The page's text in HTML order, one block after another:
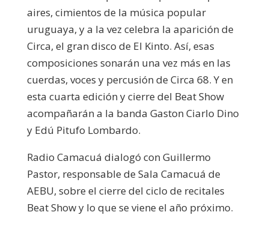
aires, cimientos de la música popular
uruguaya, y a la vez celebra la aparición de
Circa, el gran disco de El Kinto. Así, esas
composiciones sonarán una vez más en las
cuerdas, voces y percusión de Circa 68. Y en
esta cuarta edición y cierre del Beat Show
acompañarán a la banda Gaston Ciarlo Dino
y Edú Pitufo Lombardo.
Radio Camacuá dialogó con Guillermo
Pastor, responsable de Sala Camacuá de
AEBU, sobre el cierre del ciclo de recitales
Beat Show y lo que se viene el año próximo.